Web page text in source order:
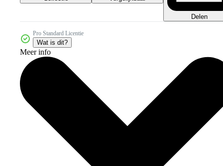
Delen
Pro Standard Licentie
Wat is dit?
Meer info